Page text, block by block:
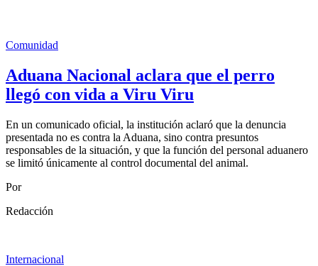
Comunidad
Aduana Nacional aclara que el perro
llegó con vida a Viru Viru
En un comunicado oficial, la institución aclaró que la denuncia
presentada no es contra la Aduana, sino contra presuntos
responsables de la situación, y que la función del personal aduanero
se limitó únicamente al control documental del animal.
Por
Redacción
Internacional